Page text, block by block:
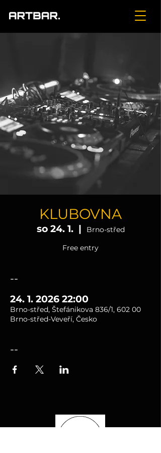
KLUBOVNA
so 24. 1.
  |
Brno-střed
Free entry
--
24. 1. 2026 22:00
Brno-střed, Štefánikova 836/1, 602 00
Brno-střed-Veveří, Česko
--